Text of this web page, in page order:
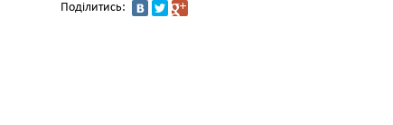
Поділитись: